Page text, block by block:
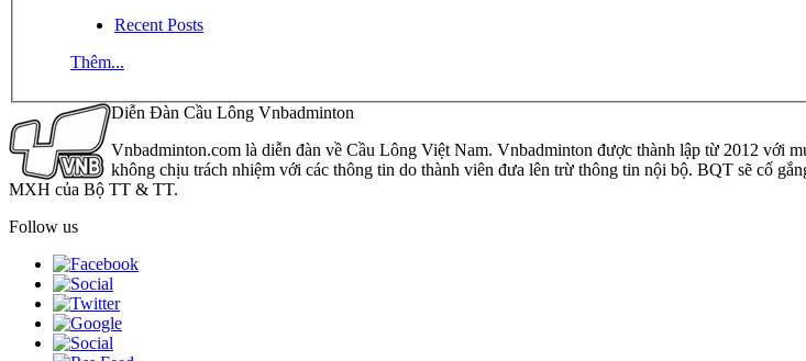
Recent Posts
Thêm...
Diễn Đàn Cầu Lông Vnbadminton
Vnbadminton.com là diễn đàn về Cầu Lông Việt Nam. Vnbadminton được thành lập từ 2012 với
không chịu trách nhiệm với các thông tin do thành viên đưa lên trừ thông tin nội bộ. BQT sẽ cố
MXH của Bộ TT & TT.
Follow us